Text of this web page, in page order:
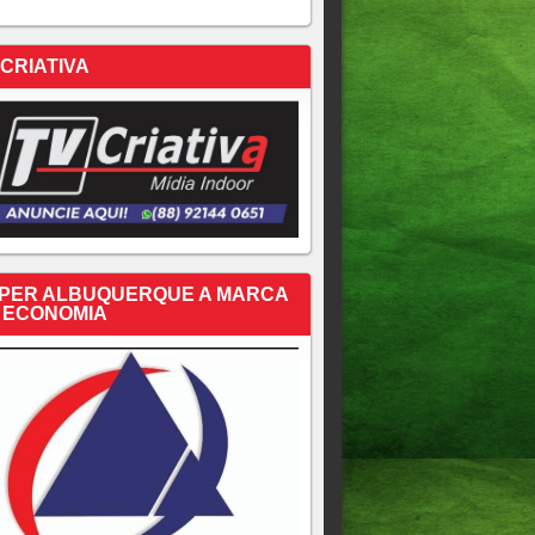
ALBUQUERQUE A MARCA
ECONOMIA